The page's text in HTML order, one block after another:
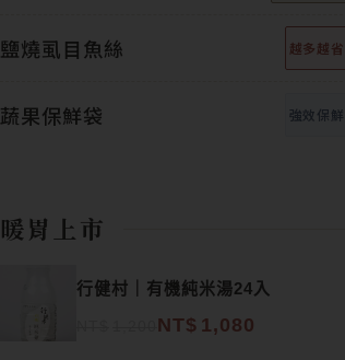
鹽燒虱目魚絲 越多越省
蔬果保鮮袋 強效保鮮
暖胃上市
行健村｜有機純米湯24入
NT$ 1,080